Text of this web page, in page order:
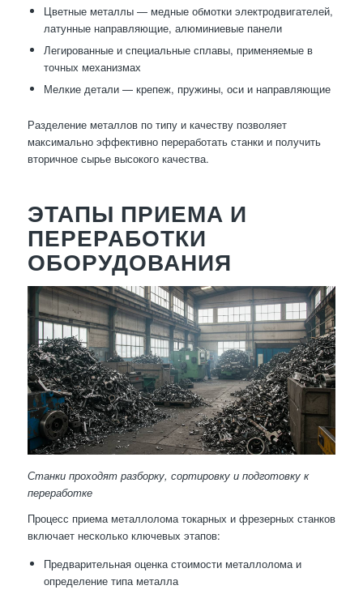
Цветные металлы — медные обмотки электродвигателей,
латунные направляющие, алюминиевые панели
Легированные и специальные сплавы, применяемые в
точных механизмах
Мелкие детали — крепеж, пружины, оси и направляющие
Разделение металлов по типу и качеству позволяет
максимально эффективно переработать станки и получить
вторичное сырье высокого качества.
ЭТАПЫ ПРИЕМА И
ПЕРЕРАБОТКИ
ОБОРУДОВАНИЯ
Станки проходят разборку, сортировку и подготовку к
переработке
Процесс приема металлолома токарных и фрезерных станков
включает несколько ключевых этапов:
Предварительная оценка стоимости металлолома и
определение типа металла